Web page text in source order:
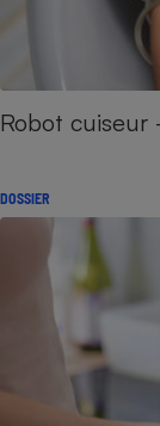
Robot cuiseur
DOSSIER